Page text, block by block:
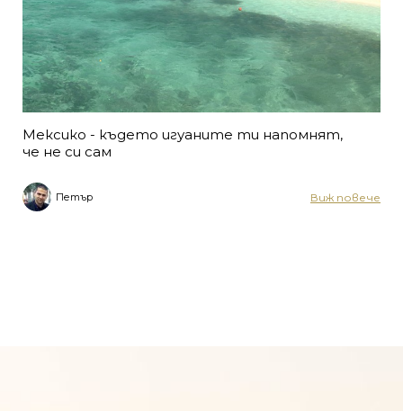
Мексико - където игуаните ти напомнят,
че не си сам
Петър Виж повече